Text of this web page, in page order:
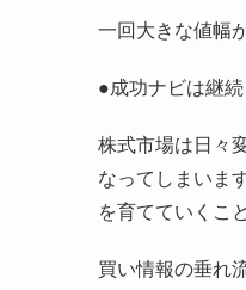
一回大きな値幅
●成功ナビは継
株式市場は日々
なってしまいま
を育てていくこ
買い情報の垂れ